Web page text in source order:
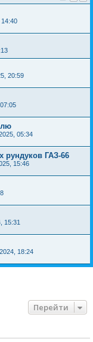
20:59
05:34
рундуков ГАЗ-66
15:46
15:31
18:24
Перейти